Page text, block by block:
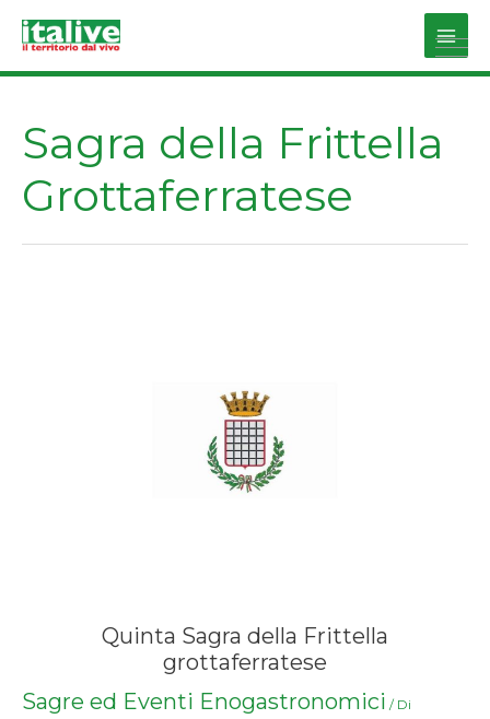
Main
Sagra della Frittella
Grottaferratese
Quinta Sagra della Frittella
grottaferratese
Sagre ed Eventi Enogastronomici / Di